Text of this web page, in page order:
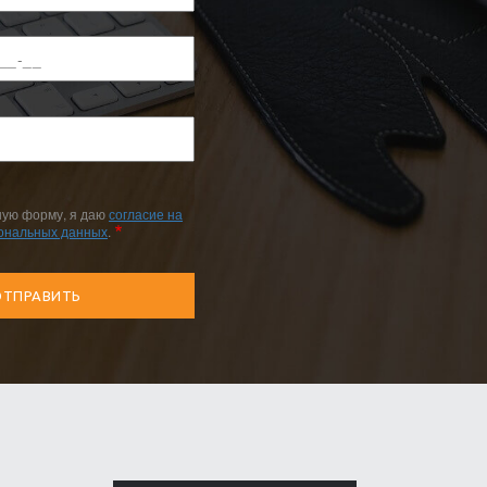
форму, я даюсогласие на
данных.